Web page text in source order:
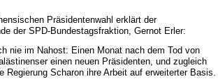
Präsidentenwahl erklärt der
der SPD-Bundestagsfraktion, Gernot Erler:
nie im Nahost: Einen Monat nach dem Tod von
einen neuen Präsidenten, und zugleich
Regierung Scharon ihre Arbeit auf erweiterter Basis.